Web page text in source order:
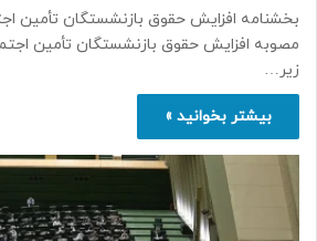
زیر…
بیشتر بخوانید »